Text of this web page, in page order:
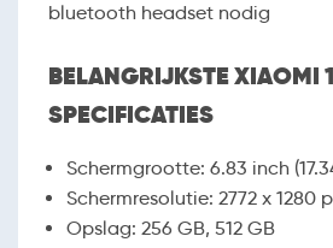
bluetooth headset nodig
BELANGRIJKSTE XIAOMI
SPECIFICATIES
Schermgrootte: 6.83 inch
Schermresolutie: 2772 x 1280
Opslag: 256 GB, 512 GB